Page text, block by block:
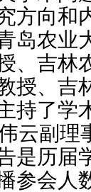
方向和
岛农业
、吉林
授、吉
持了学
云副理
是历届
参会人